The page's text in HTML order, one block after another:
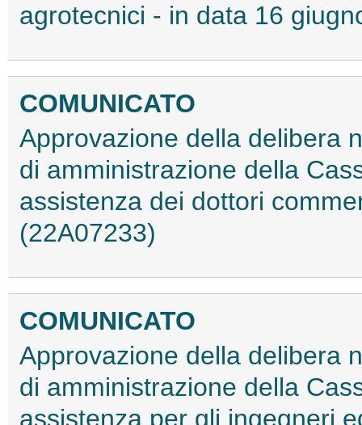
agrotecnici - in data 16
COMUNICATO
Approvazione della delibera
di amministrazione della
assistenza dei dottori
(22A07233)
COMUNICATO
Approvazione della delibera
di amministrazione della
assistenza per gli ingegneri